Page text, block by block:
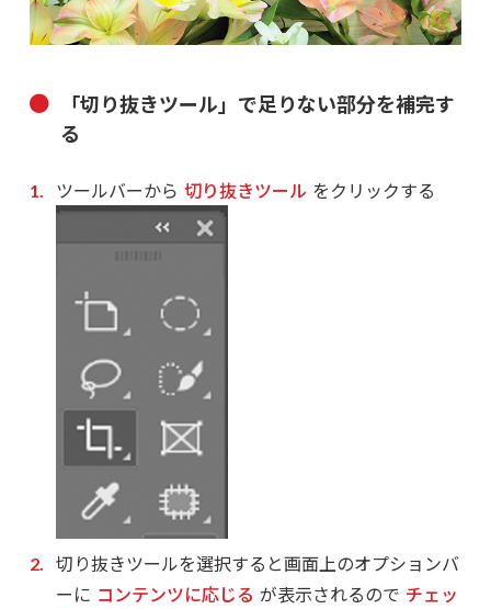
「切り抜きツール」で足りない部分を補完す
る
ツールバーから 切り抜きツール をクリックする
切り抜きツールを選択すると画面上のオプションバ
ーに コンテンツに応じる が表示されるので チェッ